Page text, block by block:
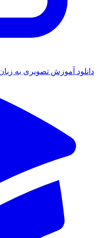
دانلود آموزش تصویری به